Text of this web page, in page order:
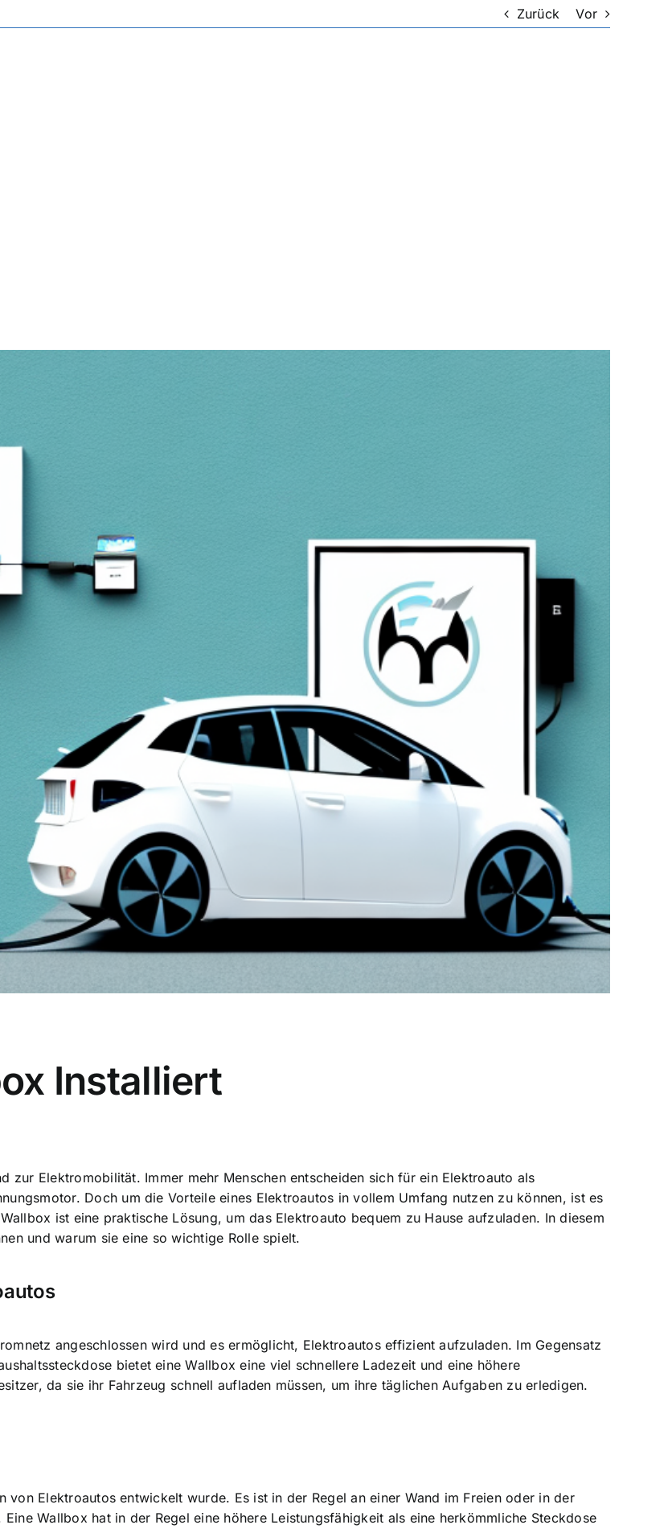
Zurück Vor
Installiert
zur Elektromobilität. Immer mehr Menschen entscheiden sich für ein Elektroauto als
Doch um die Vorteile eines Elektroautos in vollem Umfang nutzen zu können, ist es
ist eine praktische Lösung, um das Elektroauto bequem zu Hause aufzuladen. In diesem
und warum sie eine so wichtige Rolle spielt.
angeschlossen wird und es ermöglicht, Elektroautos effizient aufzuladen. Im Gegensatz
bietet eine Wallbox eine viel schnellere Ladezeit und eine höhere
da sie ihr Fahrzeug schnell aufladen müssen, um ihre täglichen Aufgaben zu erledigen.
Elektroautos entwickelt wurde. Es ist in der Regel an einer Wand im Freien oder in der
Wallbox hat in der Regel eine höhere Leistungsfähigkeit als eine herkömmliche Steckdose